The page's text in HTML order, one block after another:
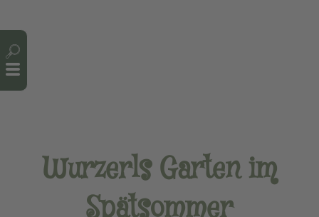
Wurzerls Garten im
Spätsommer